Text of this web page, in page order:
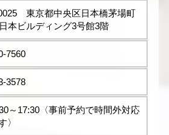
東京都中央区日本橋茅場町
本ビルディング3号館3階
7560
3578
～17:30〈事前予約で時間外対応
〉